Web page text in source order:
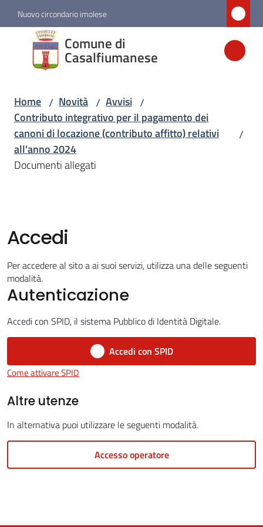
Vai al contenuto
Vai alla navigazione
Vai al footer
Nuovo circondario imolese
Comune di
Casalfiumanese
Comune di
Casalfiumanese
Amministrazione
Novità
Menu selezionato
Casalfiumanese
5x1000
on-
Tutti
gli
Home / Novità / Avvisi /
Contributo integrativo per il pagamento dei
canoni di locazione (contributo affitto) relativi
all'anno 2024
/
Documenti allegati
Accedi
Per accedere al sito a ai suoi servizi, utilizza una delle seguenti
modalità.
Autenticazione
Accedi con SPID, il sistema Pubblico di Identità Digitale.
Accedi con SPID
Come attivare SPID
Altre utenze
In alternativa puoi utilizzare le seguenti modalità.
Accesso operatore